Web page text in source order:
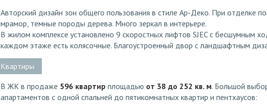
Авторский дизайн зон общего пользования в стиле Ар-Деко. При отделке
мрамор, темные породы дерева. Много зеркал в интерьере.
В жилом комплексе установлено 9 скоростных лифтов SJEC с бесшумным
каждом этаже есть колясочные. Благоустроенный двор с ландшафтным
Квартиры
В ЖК в продаже 596 квартир площадью от 38 до 252 кв. м. Большой
апартаментов с одной спальней до пятикомнатных квартир и пентхаусов: